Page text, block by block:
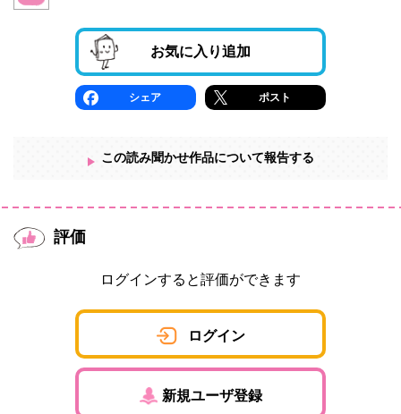
お気に入り追加
シェア ポスト
この読み聞かせ作品について報告する
評価
ログインすると評価ができます
ログイン
新規ユーザ登録